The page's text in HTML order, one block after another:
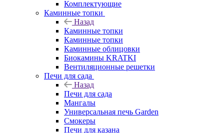
Комплектующие
Каминные топки
Назад
Каминные топки
Каминные топки
Каминные облицовки
Биокамины KRATKI
Вентиляционные решетки
Печи для сада
Назад
Печи для сада
Мангалы
Универсальная печь Garden
Смокеры
Печи для казана